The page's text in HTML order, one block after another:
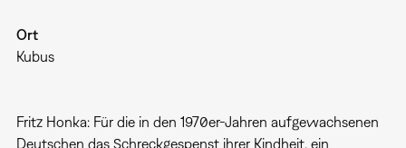
Ort
Kubus
Fritz Honka: Für die in den 1970er-Jahren aufgewachsenen
Deutschen das Schreckgespenst ihrer Kindheit, ein